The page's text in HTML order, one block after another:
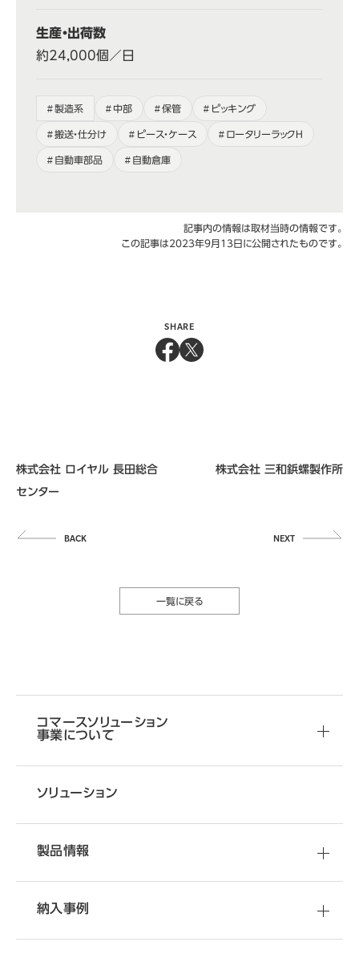
生産・出荷数
約24,000個／日
製造系 中部 保管 ピッキング
搬送・仕分け ピース・ケース ロータリーラックH
自動車部品 自動倉庫
記事内の情報は取材当時の情報です。
この記事は2023年9月13日に公開されたものです。
SHARE
株式会社 ロイヤル 長田総合
センター
一覧に戻る
株式会社 三和鋲螺製作所
使い方やお困りごとに関する
ご相談はこちらから
コマースソリューション
事業について
ソリューション
製品情報
納入事例